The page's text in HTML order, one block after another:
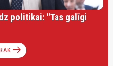
politikai: "Tas galīgi
arrow_right_alt